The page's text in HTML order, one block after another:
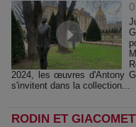
2024, les œuvres d'Antony
s'invitent dans la collection...
RODIN ET